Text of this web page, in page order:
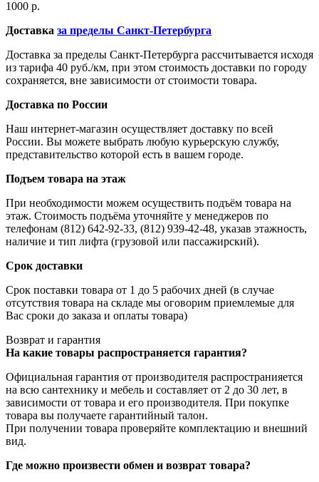
1000 р.
Доставка за пределы Санкт-Петербурга
Доставка за пределы Санкт-Петербурга рассчитывается исходя
из тарифа 40 руб./км, при этом стоимость доставки по городу
сохраняется, вне зависимости от стоимости товара.
Доставка по России
Наш интернет-магазин осуществляет доставку по всей
России. Вы можете выбрать любую курьерскую службу,
представительство которой есть в вашем городе.
Подъем товара на этаж
При необходимости можем осуществить подъём товара на
этаж. Стоимость подъёма уточняйте у менеджеров по
телефонам (812) 642-92-33, (812) 939-42-48, указав этажность,
наличие и тип лифта (грузовой или пассажирский).
Срок доставки
Срок поставки товара от 1 до 5 рабочих дней (в случае
отсутствия товара на складе мы оговорим приемлемые для
Вас сроки до заказа и оплаты товара)
Возврат и гарантия
На какие товары распространяется гарантия?
Официальная гарантия от производителя распространияется
на всю сантехнику и мебель и составляет от 2 до 30 лет, в
зависимости от товара и его производителя. При покупке
товара вы получаете гарантийный талон.
При получении товара проверяйте комплектацию и внешний
вид.
Где можно произвести обмен и возврат товара?